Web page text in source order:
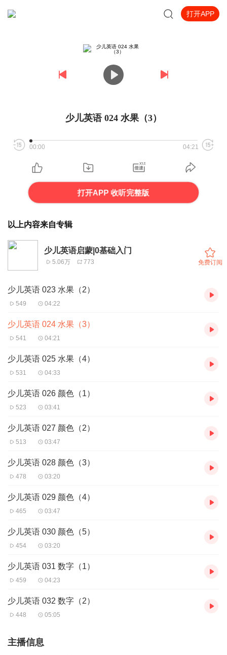
打开APP
少儿英语 024 水果（3）
00:00 04:21
打开APP 收听完整版
以上内容来自专辑
少儿英语启蒙|0基础入门
5.06万 773 免费订阅
少儿英语 023 水果（2）
549 04:22
少儿英语 024 水果（3）
541 04:21
少儿英语 025 水果（4）
531 04:33
少儿英语 026 颜色（1）
523 03:41
少儿英语 027 颜色（2）
513 03:47
少儿英语 028 颜色（3）
478 03:20
少儿英语 029 颜色（4）
465 03:47
少儿英语 030 颜色（5）
454 03:20
少儿英语 031 数字（1）
459 04:23
少儿英语 032 数字（2）
448 05:05
主播信息